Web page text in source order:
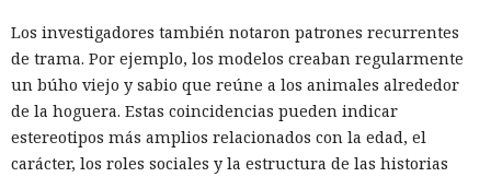
Los investigadores también notaron patrones recurrentes
de trama. Por ejemplo, los modelos creaban regularmente
un búho viejo y sabio que reúne a los animales alrededor
de la hoguera. Estas coincidencias pueden indicar
estereotipos más amplios relacionados con la edad, el
carácter, los roles sociales y la estructura de las historias